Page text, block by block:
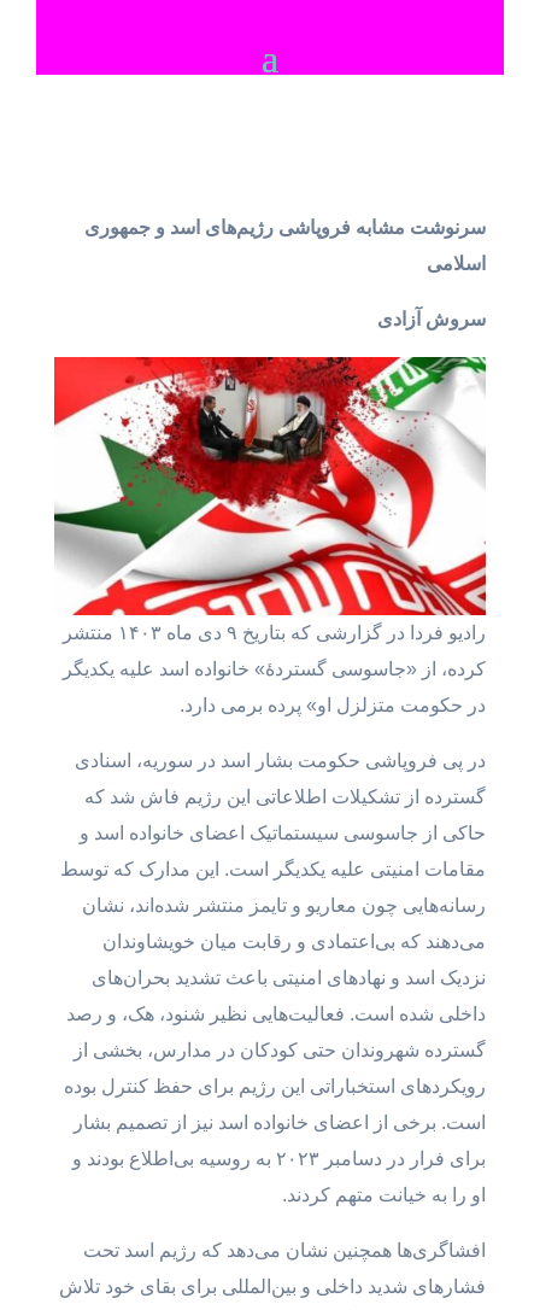
سرنوشت مشابه فروپاشی رژیم‌های اسد و جمهوری
اسلامی
سروش آزادی
رادیو فردا در گزارشی که بتاریخ ۹ دی ماه ۱۴۰۳ منتشر
کرده، از «جاسوسی گستردهٔ» خانواده اسد علیه یکدیگر
در حکومت متزلزل او» پرده برمی دارد.
در پی فروپاشی حکومت بشار اسد در سوریه، اسنادی
گسترده از تشکیلات اطلاعاتی این رژیم فاش شد که
حاکی از جاسوسی سیستماتیک اعضای خانواده اسد و
مقامات امنیتی علیه یکدیگر است. این مدارک که توسط
رسانه‌هایی چون معاریو و تایمز منتشر شده‌اند، نشان
می‌دهند که بی‌اعتمادی و رقابت میان خویشاوندان
نزدیک اسد و نهادهای امنیتی باعث تشدید بحران‌های
داخلی شده است. فعالیت‌هایی نظیر شنود، هک، و رصد
گسترده شهروندان حتی کودکان در مدارس، بخشی از
رویکردهای استخباراتی این رژیم برای حفظ کنترل بوده
است. برخی از اعضای خانواده اسد نیز از تصمیم بشار
برای فرار در دسامبر ۲۰۲۳ به روسیه بی‌اطلاع بودند و
او را به خیانت متهم کردند.
افشاگری‌ها همچنین نشان می‌دهد که رژیم اسد تحت
فشارهای شدید داخلی و بین‌المللی برای بقای خود تلاش